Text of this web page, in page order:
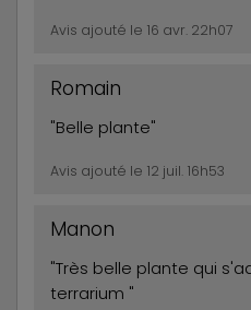
Avis ajouté le 16 avr. 22h07
Romain
"Belle plante"
Avis ajouté le 12 juil. 16h53
Manon
"Très belle plante qui
terrarium "